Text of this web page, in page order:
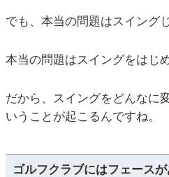
でも、本当の問題はスイング
本当の問題はスイングをはじ
だから、スイングをどんなに
いうことが起こるんですね。
ゴルフクラブにはフェース